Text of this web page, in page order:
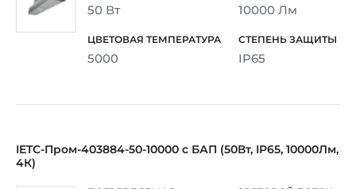
50 Вт 10000 Лм
5000 IP65
IETC-Пром-403884-50-10000 с БАП (50Вт, IP65, 10000Лм,
4К)